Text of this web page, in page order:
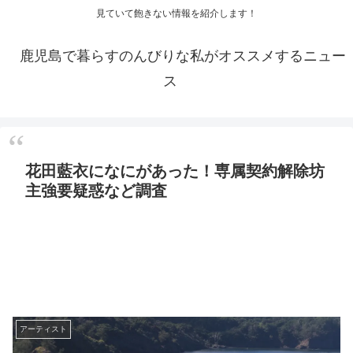
見ていて飽きない情報を紹介します！
鹿児島で暮らすのんびりな私がオススメするニュー
ス
花田藍衣になにがあった！専属契約解除坊
主強要疑惑など調査
アーティスト